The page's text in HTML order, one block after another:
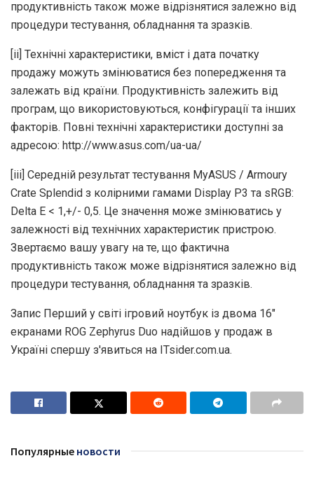
продуктивність також може відрізнятися залежно від
процедури тестування, обладнання та зразків.
[ii] Технічні характеристики, вміст і дата початку
продажу можуть змінюватися без попередження та
залежать від країни. Продуктивність залежить від
програм, що використовуються, конфігурації та інших
факторів. Повні технічні характеристики доступні за
адресою: http://www.asus.com/ua-ua/
[iii] Середній результат тестування MyASUS / Armoury
Crate Splendid з колірними гамами Display P3 та sRGB:
Delta E < 1,+/- 0,5. Це значення може змінюватись у
залежності від технічних характеристик пристрою.
Звертаємо вашу увагу на те, що фактична
продуктивність також може відрізнятися залежно від
процедури тестування, обладнання та зразків.
Запис Перший у світі ігровий ноутбук із двома 16″
екранами ROG Zephyrus Duo надійшов у продаж в
Україні спершу з'явиться на ITsider.com.ua.
Популярные новости